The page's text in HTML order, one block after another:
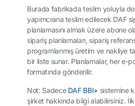
Burada fabrikada teslim yoluyla
yapımcısına teslim edilecek DAF
planlamasını almak üzere abone
sipariş planlamaları, sipariş
programlanmış üretim ve nakliye
bir liste sunar. Planlamalar, her e-
formatında gönderilir.
Not: Sadece DAF BBI+ sistemine
şirket hakkında bilgi alabilirsiniz.